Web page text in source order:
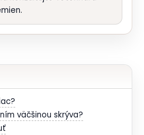
väčšinou skrýva?